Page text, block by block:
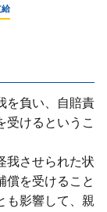
給
を負い、⾃賠責
受けるというこ
我させられた状
償を受けること
も影響して、親